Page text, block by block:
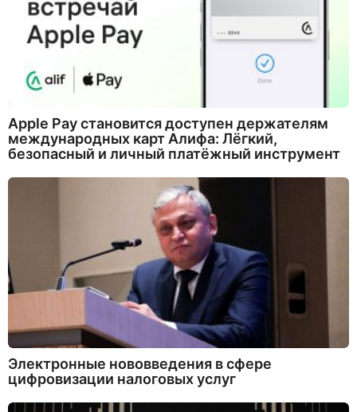
Apple Pay становится доступен держателям
международных карт Алифа: Лёгкий,
безопасный и личный платёжный инструмент
Электронные нововведения в сфере
цифровизации налоговых услуг